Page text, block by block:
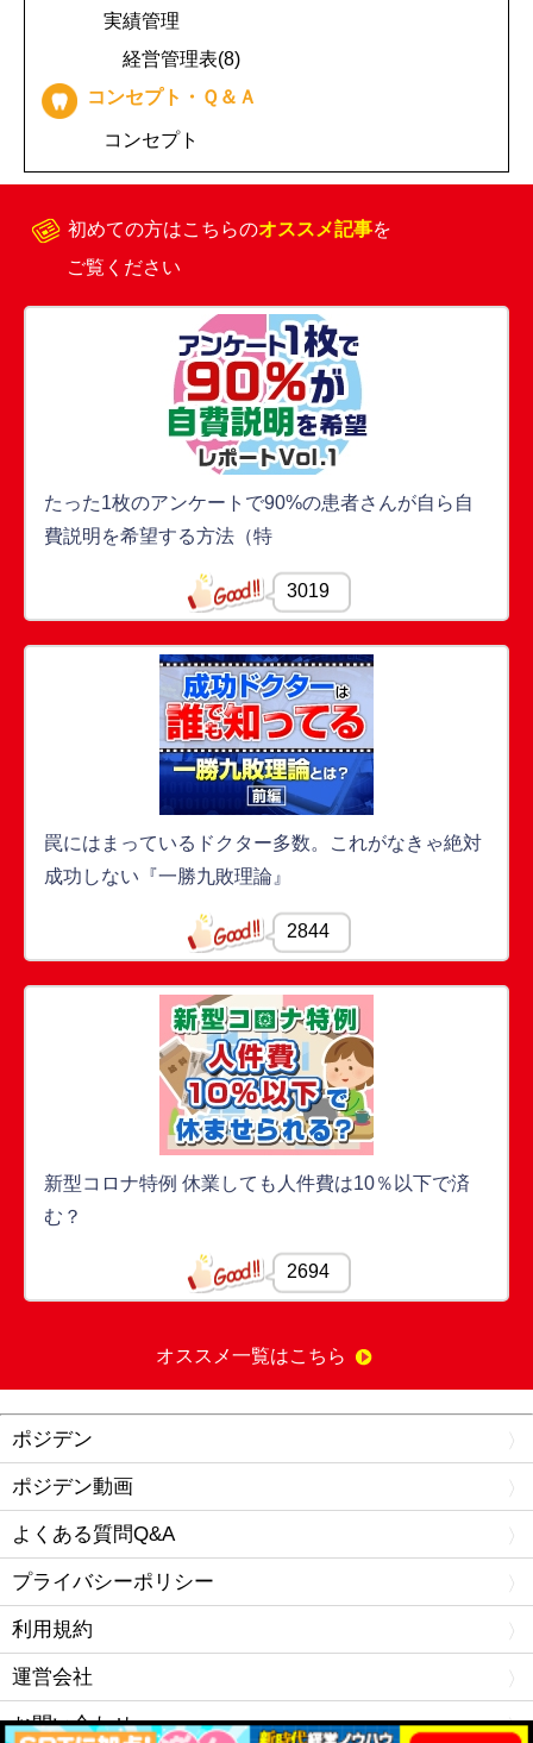
実績管理
経営管理表(8)
コンセプト・Ｑ＆Ａ
コンセプト
初めての方はこちらのオススメ記事を
ご覧ください
たった1枚のアンケートで90%の患者さんが自ら自
費説明を希望する方法（特
3019
罠にはまっているドクター多数。これがなきゃ絶対
成功しない『一勝九敗理論』
2844
新型コロナ特例 休業しても人件費は10％以下で済
む？
2694
オススメ一覧はこちら
ポジデン
ポジデン動画
よくある質問Q&A
プライバシーポリシー
利用規約
運営会社
お問い合わせ